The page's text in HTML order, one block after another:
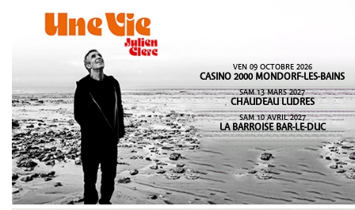
VEN 09 OCTOBRE 2026
CASINO 2000 MONDORF-LES-BAINS
SAM 13 MARS 2027
CHAUDEAU LUDRES
SAM 10 AVRIL 2027
LA BARROISE BAR-LE-DUC